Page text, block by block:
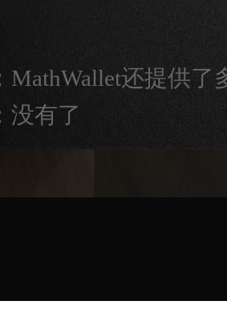
MathWallet还提供了
没有了